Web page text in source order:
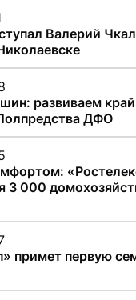
Валерий
развиваем
ДФО
3 000
примет первую